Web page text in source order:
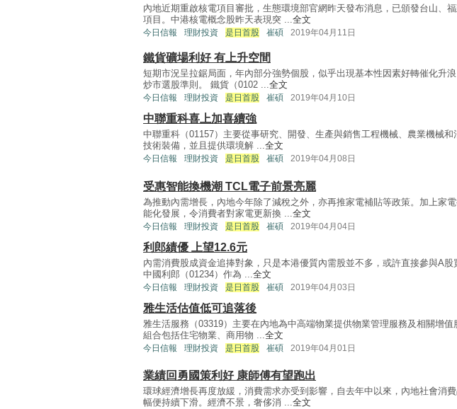
內地近期重啟核電項目審批，生態環境部官網昨天發布消息，已頒發台山、
項目。中港核電概念股昨天表現突 ...全文
今日信報 理財投資 是日首股 崔碩 2019年04月11日
鐵貨礦場利好 有上升空間
短期市況呈拉鋸局面，年內部分強勢個股，似乎出現基本性因素好轉催化升
炒市選股準則。 鐵貨（0102 ...全文
今日信報 理財投資 是日首股 崔碩 2019年04月10日
中聯重科喜上加喜續強
中聯重科（01157）主要從事研究、開發、生產與銷售工程機械、農業機械和
技術裝備，並且提供環境解 ...全文
今日信報 理財投資 是日首股 崔碩 2019年04月08日
受惠智能換機潮 TCL電子前景亮麗
為推動內需增長，內地今年除了減稅之外，亦再推家電補貼等政策。加上家
能化發展，令消費者對家電更新換 ...全文
今日信報 理財投資 是日首股 崔碩 2019年04月04日
利郎績優 上望12.6元
內需消費股成資金追捧對象，只是本港優質內需股並不多，或許直接參與A股
中國利郎（01234）作為 ...全文
今日信報 理財投資 是日首股 崔碩 2019年04月03日
雅生活估值低可追落後
雅生活服務（03319）主要在內地為中高端物業提供物業管理服務及相關增值
組合包括住宅物業、商用物 ...全文
今日信報 理財投資 是日首股 崔碩 2019年04月01日
業績回勇國策利好 康師傅有望跑出
環球經濟增長再度放緩，消費需求亦受到影響，自去年中以來，內地社會消
幅便持續下滑。經濟不景，奢侈消 ...全文